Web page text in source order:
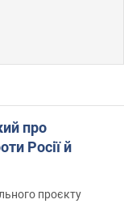
про
Росії й
проєкту